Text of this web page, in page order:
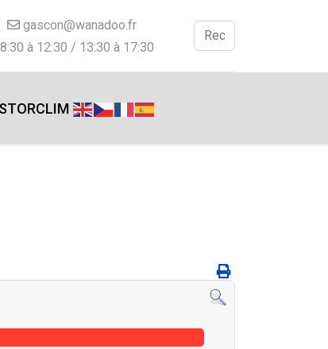
gascon@wanadoo.fr
à 12:30 / 13:30 à 17:30
Valider